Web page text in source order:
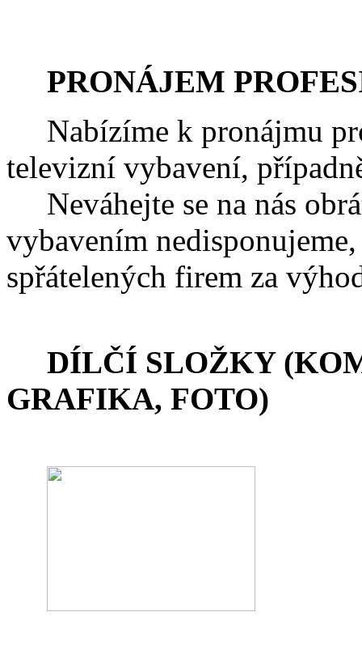
PRONÁJEM
Nabízíme k pronájmu
televizní vybavení,
Neváhejte se na nás
vybavením
spřátelených firem za
DÍLČÍ SLOŽKY
GRAFIKA, FOTO)